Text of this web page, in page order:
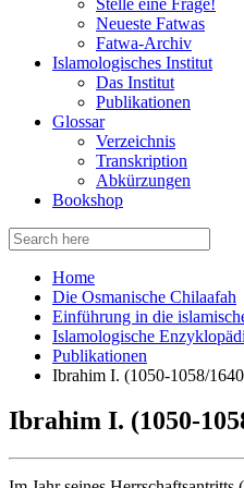
Neueste Fatwas
Fatwa-Archiv
Islamologisches Institut
Das Institut
Publikationen
Glossar
Verzeichnis
Transkription
Abkürzungen
Bookshop
Search
for:
Home
Die Osmanische Chilaafah
Einführung in die
Islamologische
Publikationen
Ibrahim I. (1050-1058/
Ibrahim I. (1050-